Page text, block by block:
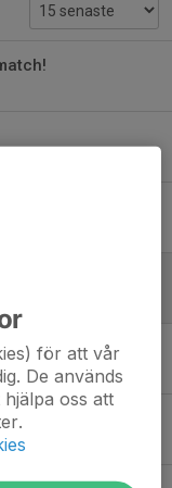
för att vår
De används
oss att